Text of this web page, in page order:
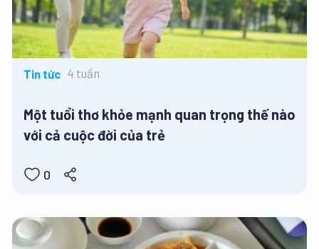
Tin tức 4 tuần
Một tuổi thơ khỏe mạnh quan trọng thế nào
với cả cuộc đời của trẻ
0